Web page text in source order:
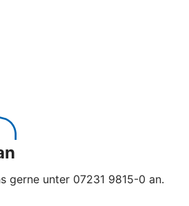
gerne unter 07231 9815-0 an.